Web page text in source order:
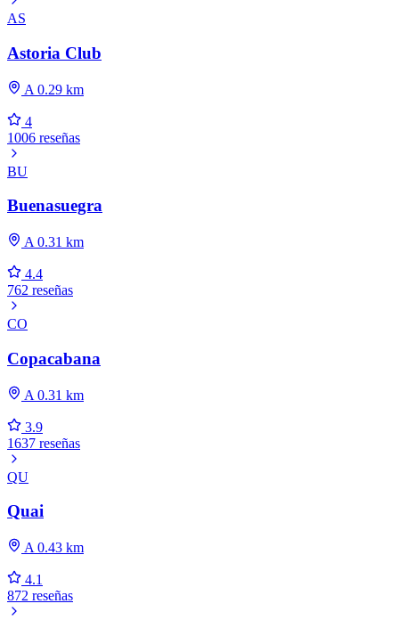
AS
Astoria Club
A 0.29 km
4
1006 reseñas
BU
Buenasuegra
A 0.31 km
4.4
762 reseñas
CO
Copacabana
A 0.31 km
3.9
1637 reseñas
QU
Quai
A 0.43 km
4.1
872 reseñas